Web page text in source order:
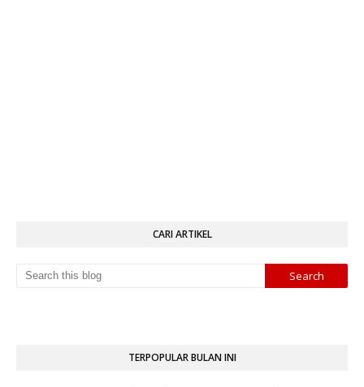
CARI ARTIKEL
TERPOPULAR BULAN INI